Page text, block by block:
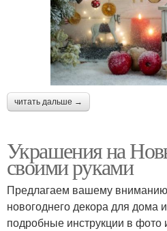
читать дальше →
Украшения на
своими руками
Предлагаем вашему
новогоднего декора для дома
подробные инструкции в фото